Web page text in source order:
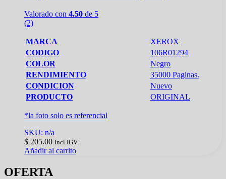
Valorado con 4.50 de 5
(2)
MARCA
XEROX
CODIGO
106R01294
COLOR
Negro
RENDIMIENTO
35000 Paginas.
CONDICION
Nuevo
PRODUCTO
ORIGINAL
*la foto solo es referencial
SKU: n/a
$ 205.00 Incl IGV.
Añadir al carrito
OFERTA